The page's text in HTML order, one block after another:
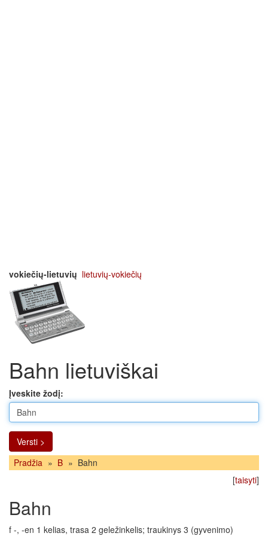
vokiečių-lietuvių lietuvių-vokiečių
Bahn lietuviškai
Įveskite žodį:
Versti >
Pradžia » B » Bahn
[taisyti]
Bahn
f -, -en 1 kelias, trasa 2 geležinkelis; traukinys 3 (gyvenimo)